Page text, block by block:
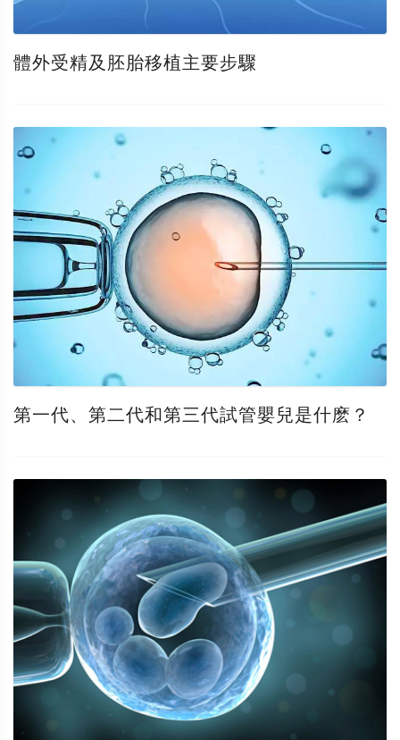
體外受精及胚胎移植主要步驟
第一代、第二代和第三代試管嬰兒是什麽？